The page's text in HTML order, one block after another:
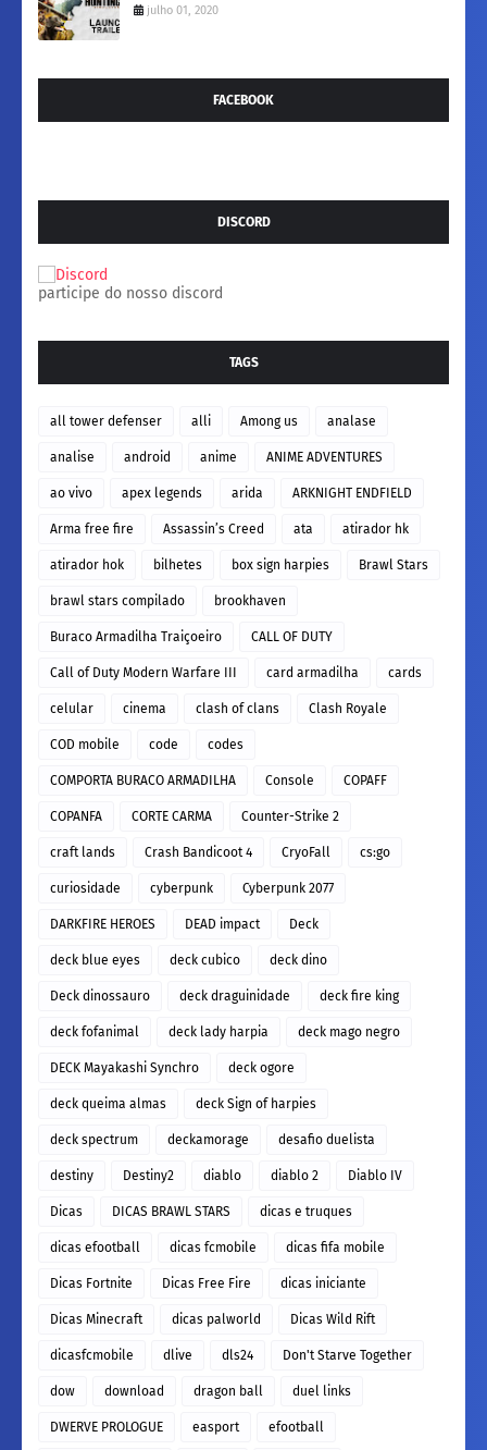
julho 01, 2020
FACEBOOK
DISCORD
participe do nosso discord
TAGS
all tower defenser alli Among us analase
analise android anime ANIME ADVENTURES
ao vivo apex legends arida ARKNIGHT ENDFIELD
Arma free fire Assassin’s Creed ata atirador hk
atirador hok bilhetes box sign harpies Brawl Stars
brawl stars compilado brookhaven
Buraco Armadilha Traiçoeiro CALL OF DUTY
Call of Duty Modern Warfare III card armadilha cards
celular cinema clash of clans Clash Royale
COD mobile code codes
COMPORTA BURACO ARMADILHA Console COPAFF
COPANFA CORTE CARMA Counter-Strike 2
craft lands Crash Bandicoot 4 CryoFall cs:go
curiosidade cyberpunk Cyberpunk 2077
DARKFIRE HEROES DEAD impact Deck
deck blue eyes deck cubico deck dino
Deck dinossauro deck draguinidade deck fire king
deck fofanimal deck lady harpia deck mago negro
DECK Mayakashi Synchro deck ogore
deck queima almas deck Sign of harpies
deck spectrum deckamorage desafio duelista
destiny Destiny2 diablo diablo 2 Diablo IV
Dicas DICAS BRAWL STARS dicas e truques
dicas efootball dicas fcmobile dicas fifa mobile
Dicas Fortnite Dicas Free Fire dicas iniciante
Dicas Minecraft dicas palworld Dicas Wild Rift
dicasfcmobile dlive dls24 Don't Starve Together
dow download dragon ball duel links
DWERVE PROLOGUE easport efootball